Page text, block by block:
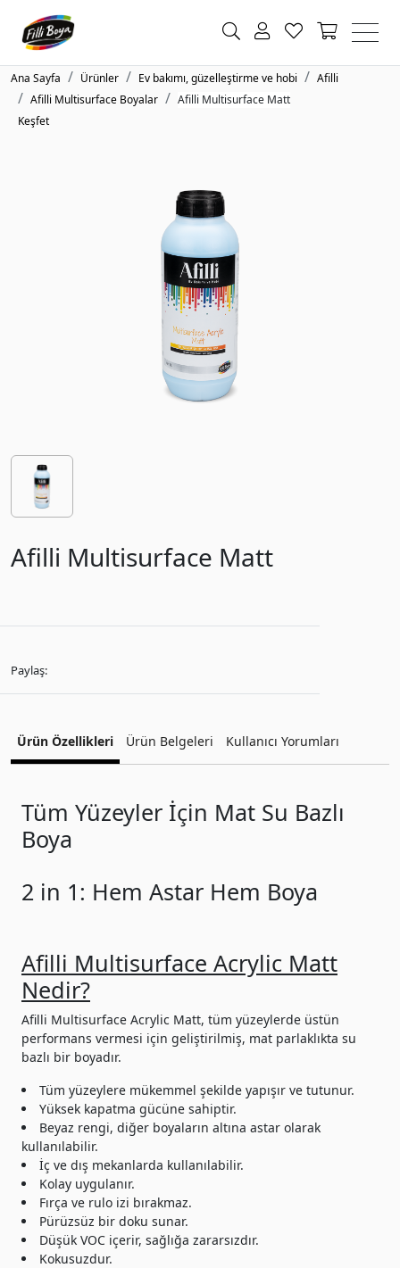
Ana Sayfa Ürünler Ev bakımı, güzelleştirme ve hobi
Afilli
Afilli Multisurface Boyalar
Keşfet
Afilli Multisurface Matt
Afilli Multisurface Matt
Paylaş:
Ürün Özellikleri Ürün Belgeleri Kullanıcı Yorumları
Tüm Yüzeyler İçin Mat Su Bazlı
Boya
2 in 1: Hem Astar Hem Boya
Afilli Multisurface Acrylic Matt
Nedir?
Afilli Multisurface Acrylic Matt, tüm yüzeylerde üstün
performans vermesi için geliştirilmiş, mat parlaklıkta su
bazlı bir boyadır.
Tüm yüzeylere mükemmel şekilde yapışır ve tutunur.
Yüksek kapatma gücüne sahiptir.
Beyaz rengi, diğer boyaların altına astar olarak
kullanılabilir.
İç ve dış mekanlarda kullanılabilir.
Kolay uygulanır.
Fırça ve rulo izi bırakmaz.
Pürüzsüz bir doku sunar.
Düşük VOC içerir, sağlığa zararsızdır.
Kokusuzdur.